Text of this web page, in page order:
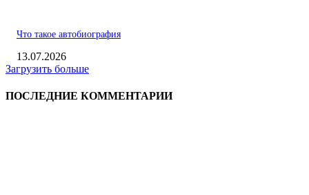
Что такое автобиография
13.07.2026
Загрузить больше
ПОСЛЕДНИЕ КОММЕНТАРИИ